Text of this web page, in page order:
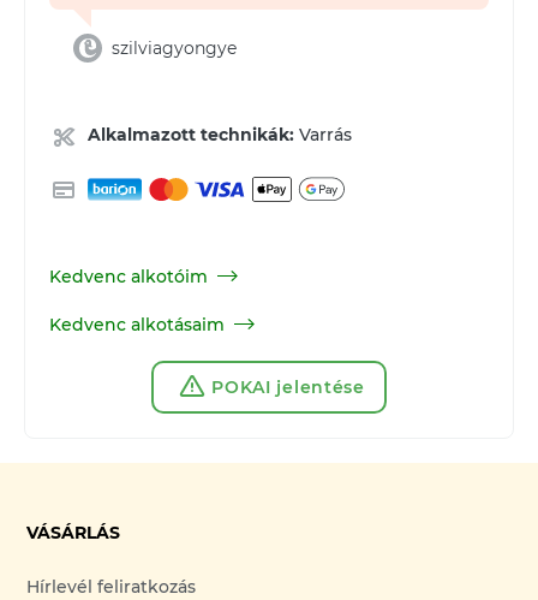
szilviagyongye
Alkalmazott technikák: Varrás
Kedvenc alkotóim
Kedvenc alkotásaim
POKAI jelentése
VÁSÁRLÁS
Hírlevél feliratkozás